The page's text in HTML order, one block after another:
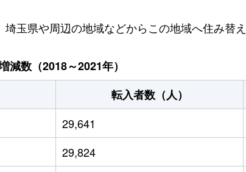
玉県や周辺の地域などからこの地域へ住み替
数（2018～2021年）
転入者数（人）
29,641
29,824